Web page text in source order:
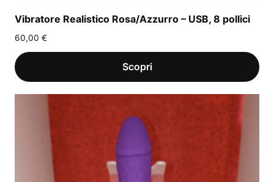
Vibratore Realistico Rosa/Azzurro – USB, 8 pollici
60,00 €